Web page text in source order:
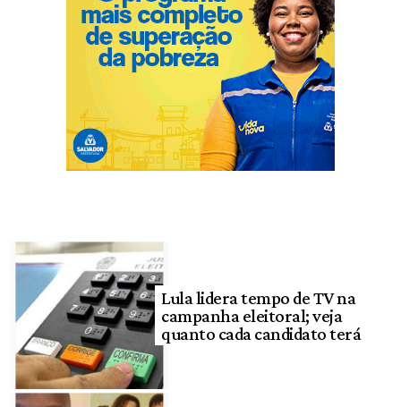
Lula lidera tempo de TV na
campanha eleitoral; veja
quanto cada candidato terá